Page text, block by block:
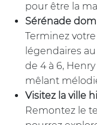
pour être la
Sérénade
Terminez
légendaires au
de 4 à 6,
mêlant
Visitez la ville
Remontez le